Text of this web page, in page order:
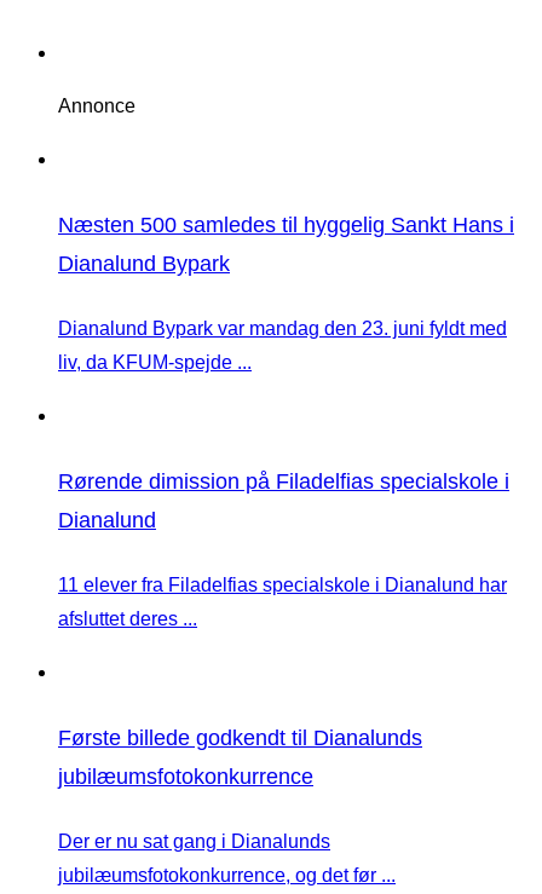
Annonce
Næsten 500 samledes til hyggelig Sankt Hans i
Dianalund Bypark
Dianalund Bypark var mandag den 23. juni fyldt med
liv, da KFUM-spejde ...
Rørende dimission på Filadelfias specialskole i
Dianalund
11 elever fra Filadelfias specialskole i Dianalund har
afsluttet deres ...
Første billede godkendt til Dianalunds
jubilæumsfotokonkurrence
Der er nu sat gang i Dianalunds
jubilæumsfotokonkurrence, og det før ...